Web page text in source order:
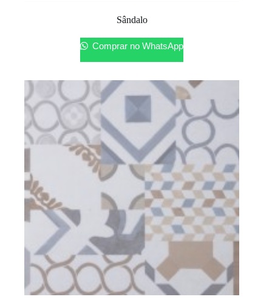
Sândalo
Comprar no WhatsApp